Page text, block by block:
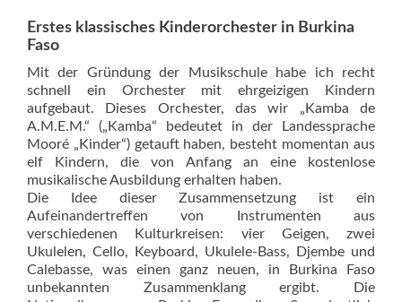
Erstes klassisches Kinder­orchester in Burkina
Faso
Mit der Gründung der Musikschule habe ich recht
schnell ein Orchester mit ehrgeizigen Kindern
aufgebaut. Dieses Orchester, das wir „Kamba de
A.M.E.M.“ („Kamba“ bedeutet in der Landessprache
Mooré „Kinder“) getauft haben, besteht momentan aus
elf Kindern, die von Anfang an eine kostenlose
musikalische Ausbildung erhalten haben.
Die Idee dieser Zusammensetzung ist ein
Aufeinandertreffen von Instrumenten aus
verschiedenen Kulturkreisen: vier Geigen, zwei
Ukulelen, Cello, Keyboard, Ukulele-Bass, Djembe und
Calebasse, was einen ganz neuen, in Burkina Faso
unbekannten Zusammenklang ergibt. Die